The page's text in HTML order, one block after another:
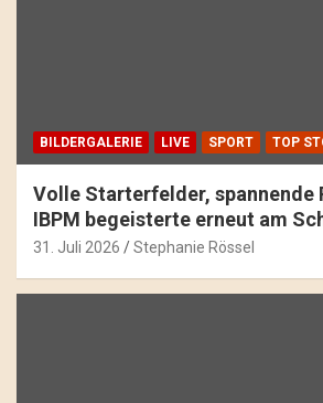
BILDERGALERIE LIVE SPORT TOP
Volle Starterfelder, spannende
IBPM begeisterte erneut am
31. Juli 2026 Stephanie Rössel